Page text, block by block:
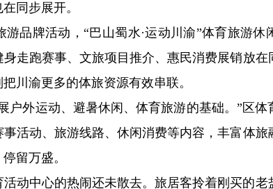
同步展开。
品牌活动，“巴山蜀水·运动川渝”体育旅游休
走跑赛事、文旅项目推介、惠民消费展销放在
川渝更多的体旅资源有效串联。
户外运动、避暑休闲、体育旅游的基础。”区体
活动、旅游线路、休闲消费等内容，丰富体旅
留万盛。
动中心的热闹还未散去。旅居客拎着刚买的